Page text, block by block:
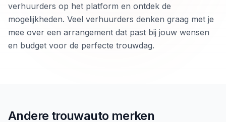
verhuurders op het platform en ontdek de
mogelijkheden. Veel verhuurders denken graag met je
mee over een arrangement dat past bij jouw wensen
en budget voor de perfecte trouwdag.
Andere trouwauto merken